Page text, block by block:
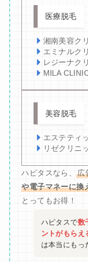
医療脱毛
湘南美容ク
エミナルク
レジーナク
MILA
美容脱毛
エステティ
リゼクリニ
ハピタスなら、広
や電子マネーに換
とってもお得！
ハピタスで数
ントがもらえ
は本当にもっ